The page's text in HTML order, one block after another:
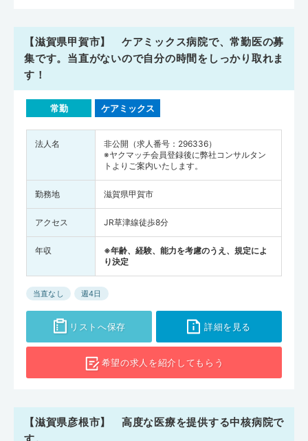
【滋賀県甲賀市】 ケアミックス病院で、常勤医の募
集です。当直がないので自分の時間をしっかり取れま
す！
常勤 ケアミックス
法人名
非公開（求人番号：296336）
※ヤクマッチ会員登録後に弊社コンサルタン
トよりご案内いたします。
勤務地 滋賀県甲賀市
アクセス JR草津線徒歩8分
年収
※年齢、経験、能力を考慮のうえ、規定によ
り決定
当直なし 週4日
リストへ保存 詳細を見る
希望の求人を紹介してもらう
【滋賀県彦根市】 高度な医療を提供する中核病院で